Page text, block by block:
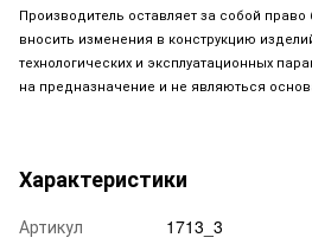
Производитель оставляет за собой
вносить изменения в конструкцию
технологических и эксплуатационных
на предназначение и не являються
Характеристики
Артикул
1713_3